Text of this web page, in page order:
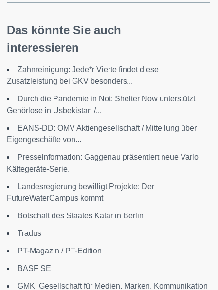
Das könnte Sie auch
interessieren
Zahnreinigung: Jede*r Vierte findet diese
Zusatzleistung bei GKV besonders...
Durch die Pandemie in Not: Shelter Now unterstützt
Gehörlose in Usbekistan /...
EANS-DD: OMV Aktiengesellschaft / Mitteilung über
Eigengeschäfte von...
Presseinformation: Gaggenau präsentiert neue Vario
Kältegeräte-Serie.
Landesregierung bewilligt Projekte: Der
FutureWaterCampus kommt
Botschaft des Staates Katar in Berlin
Tradus
PT-Magazin / PT-Edition
BASF SE
GMK. Gesellschaft für Medien. Marken. Kommunikation